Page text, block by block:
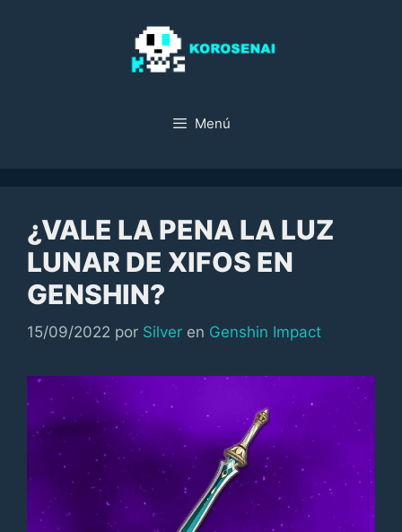
Menú
¿VALE LA PENA LA LUZ
LUNAR DE XIFOS EN
GENSHIN?
15/09/2022 por Silver en Categorías
Genshin Impact